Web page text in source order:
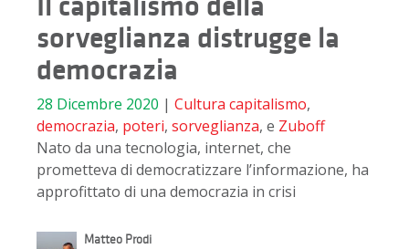
sorveglianza distrugge la
democrazia
28 Dicembre 2020 | Cultura capitalismo,
democrazia, poteri, sorveglianza, e Zuboff
Nato da una tecnologia, internet, che
prometteva di democratizzare l’informazione, ha
approfittato di una democrazia in crisi
Matteo Prodi